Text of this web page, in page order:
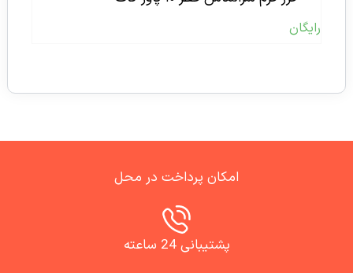
رایگان
امکان پرداخت در محل
پشتیبانی 24 ساعته